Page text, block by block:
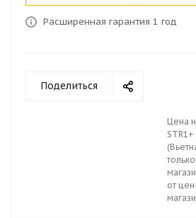
Расширенная гарантия 1 год
Поделиться
Цена
от